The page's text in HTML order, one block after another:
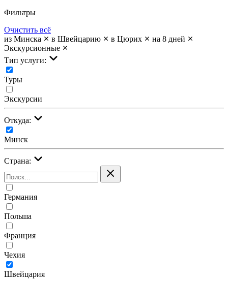
Фильтры
Очистить всё
из Минска
в Швейцарию в Цюрих
на 8 дней
Экскурсионные
Тип услуги:
Туры
Экскурсии
Откуда:
Минск
Страна:
Германия
Польша
Франция
Чехия
Швейцария